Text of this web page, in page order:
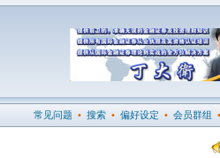
常见问题 • 搜索 • 偏好设定 • 会员群组 •